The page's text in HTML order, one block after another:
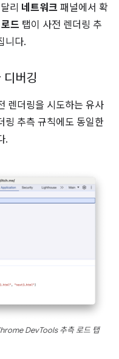
리 네트워크 패널에서 확
드 탭이 사전 렌더링 추
니다.
디버깅
렌더링을 시도하는 유사
링 추측 규칙에도 동일한
.
DevTools 추측 로드 탭